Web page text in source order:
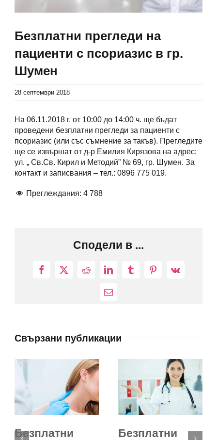
Безплатни прегледи на
пациенти с псориазис в гр.
Шумен
28 септември 2018
На 06.11.2018 г. от 10:00 до 14:00 ч. ще бъдат
проведени безплатни прегледи за пациенти с
псориазис (или със съмнение за такъв). Прегледите
ще се извършат от д-р Емилия Кирязова на адрес:
ул. „ Св.Св. Кирил и Методий” № 69, гр. Шумен. За
контакт и записвания – тел.: 0896 775 019.
Преглеждания: 4 788
Сподели в ...
Facebook
X RedditLinkedInTumblrPinterest
Vk
Електронна
Свързани публикации
Безплатни
Безплатни